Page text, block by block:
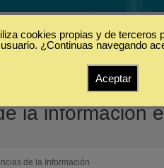
la información
de la Información
cookies propias y de terceros
¿Continuas navegando
Aceptar